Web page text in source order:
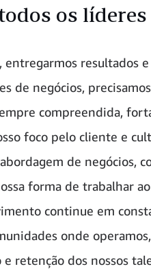
os
entregarmos resultados
de negócios,
compreendida,
foco pelo cliente e
de negócios,
forma de trabalhar
continue em
onde
e retenção dos nossos